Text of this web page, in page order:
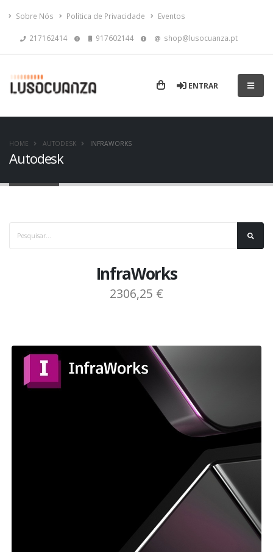
Sobre Nós Política de Privacidade Eventos
217162414 917602144 shop@lusocuanza.pt
ENTRAR
Autodesk
HOME AUTODESK INFRAWORKS
InfraWorks
2306,25 €